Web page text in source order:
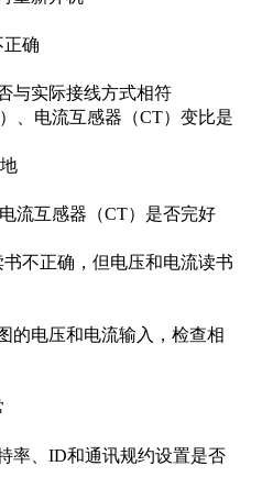
正确
与实际接线方式相符
、电流互感器（CT）变比是
流互感器（CT）是否完好
书不正确，但电压和电流读书
的电压和电流输入，检查相
率、ID和通讯规约设置是否